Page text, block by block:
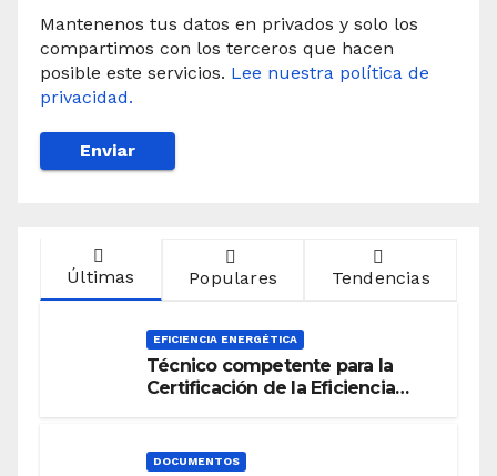
Mantenenos tus datos en privados y solo los
compartimos con los terceros que hacen
posible este servicios. Lee nuestra política de
privacidad.
Últimas Populares Tendencias
EFICIENCIA ENERGÉTICA
Técnico competente para la
Certificación de la Eficiencia
DOCUMENTOS